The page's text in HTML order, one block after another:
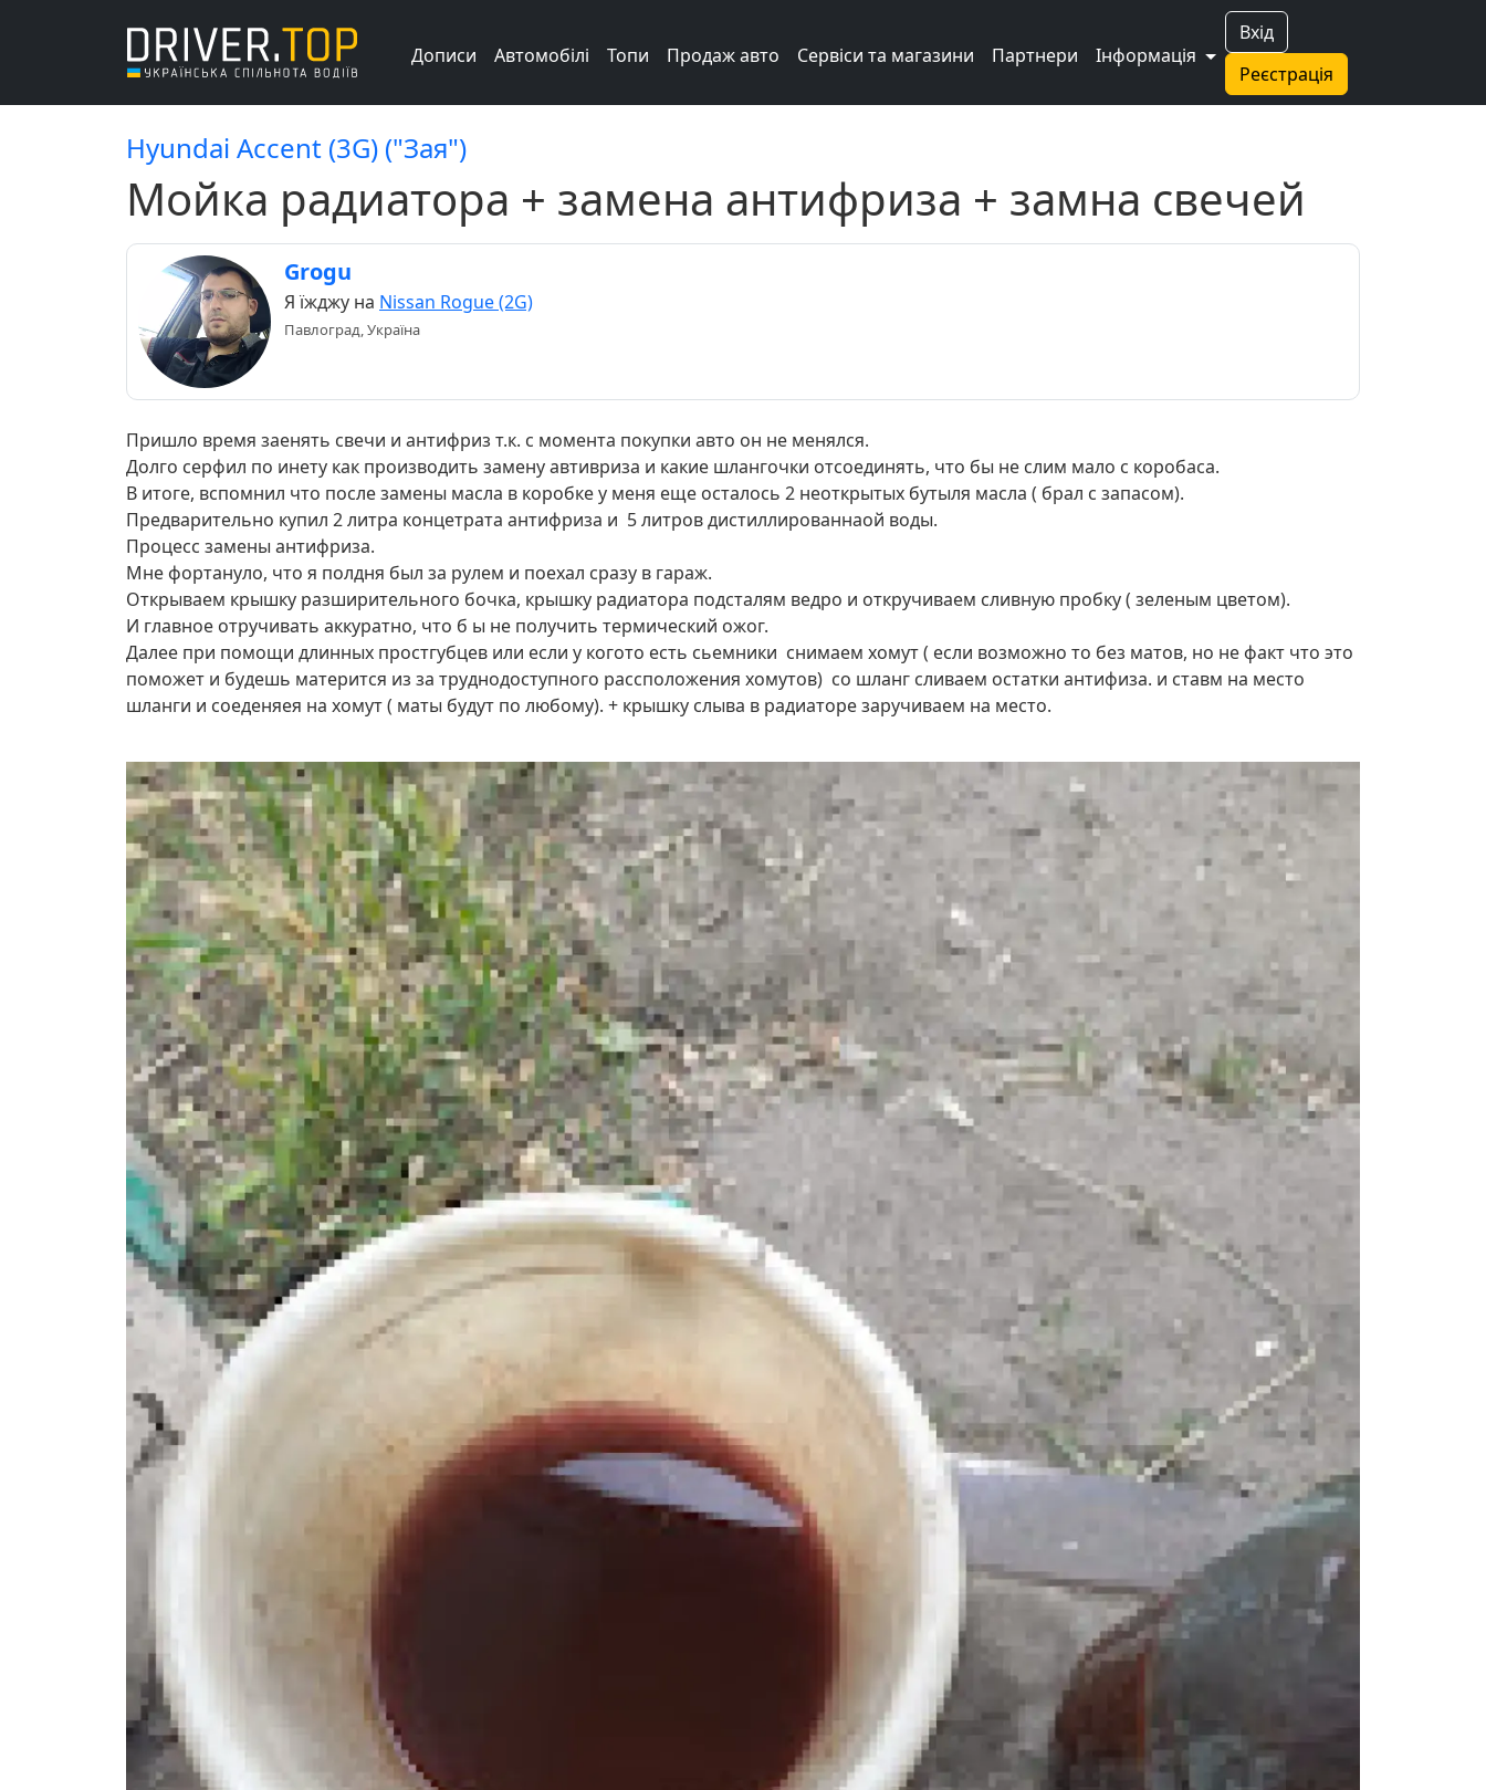
Вхід
Реєстрація
Дописи Автомобілі Топи Продаж авто Сервіси та магазини Партнери Інформація
Hyundai Accent (3G) ("Зая")
Мойка радиатора + замена антифриза + замна свечей
Grogu
Я їжджу на Nissan Rogue (2G)
Павлоград, Україна
Пришло время заенять свечи и антифриз т.к. с момента покупки авто он не менялся.
Долго серфил по инету как производить замену автивриза и какие шлангочки отсоединять, что бы не слим мало с коробаса.
В итоге, вспомнил что после замены масла в коробке у меня еще осталось 2 неоткрытых бутыля масла ( брал с запасом).
Предварительно купил 2 литра концетрата антифриза и 5 литров дистиллированнаой воды.
Процесс замены антифриза.
Мне фортануло, что я полдня был за рулем и поехал сразу в гараж.
Открываем крышку разширительного бочка, крышку радиатора подсталям ведро и откручиваем сливную пробку ( зеленым цветом).
И главное отручивать аккуратно, что б ы не получить термический ожог.
Далее при помощи длинных простгубцев или если у когото есть сьемники снимаем хомут ( если возможно то без матов, но не факт что это
поможет и будешь матерится из за труднодоступного рассположения хомутов) со шланг сливаем остатки антифиза. и ставм на место
шланги и соеденяея на хомут ( маты будут по любому). + крышку слыва в радиаторе заручиваем на место.